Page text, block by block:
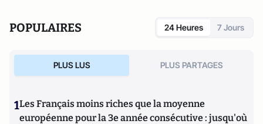
POPULAIRES 24 Heures 7 Jours
PLUS LUS PLUS PARTAGES
1Les Français moins riches que la moyenne
européenne pour la 3e année consécutive : jusqu'où